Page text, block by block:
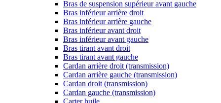
Bras de suspension supérieur avant gauche
Bras inférieur arrière droit
Bras inférieur arrière gauche
Bras inférieur avant droit
Bras inférieur avant gauche
Bras tirant avant droit
Bras tirant avant gauche
Cardan arrière droit (transmission)
Cardan arrière gauche (transmission)
Cardan droit (transmission)
Cardan gauche (transmission)
Carter huile